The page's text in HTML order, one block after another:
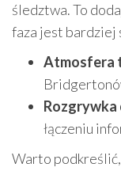
śledztwa. To
faza jest bardziej
Atmosfera
Rozgrywka
łączeniu
Warto podkreślić,